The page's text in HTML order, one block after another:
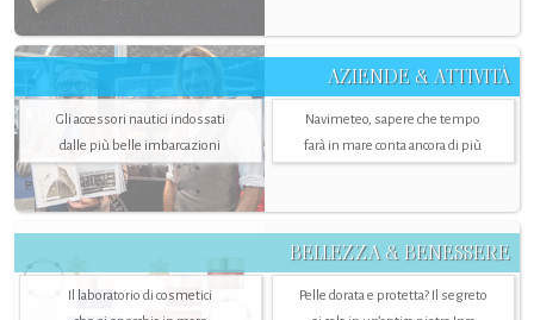
AZIENDE & ATTIVITÀ
Gli accessori nautici indossati
dalle più belle imbarcazioni
Navimeteo, sapere che tempo
farà in mare conta ancora di più
BELLEZZA & BENESSERE
Il laboratorio di cosmetici
Pelle dorata e protetta? Il segreto